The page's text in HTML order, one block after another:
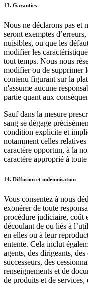
13. Garanties
Nous ne déclarons pas et
seront exemptes
nuisibles, ou que les
modifier les
tout temps. Nous nous
modifier ou de supprimer
contenu figurant sur la
n'assume aucune
partie quant aux
Sauf dans la mesure
sang se dégage
condition explicite et
notamment celles
caractère opportun, à la
caractère approprié à
14. Diffusion et indemnisation
Vous consentez à nous
exonérer de toute
procédure judiciaire, coût
découlant de ou liés à
en elles ou à leur
entente. Cela inclut
agents, des dirigeants,
successeurs, des
renseignements et de
de produits et de services,